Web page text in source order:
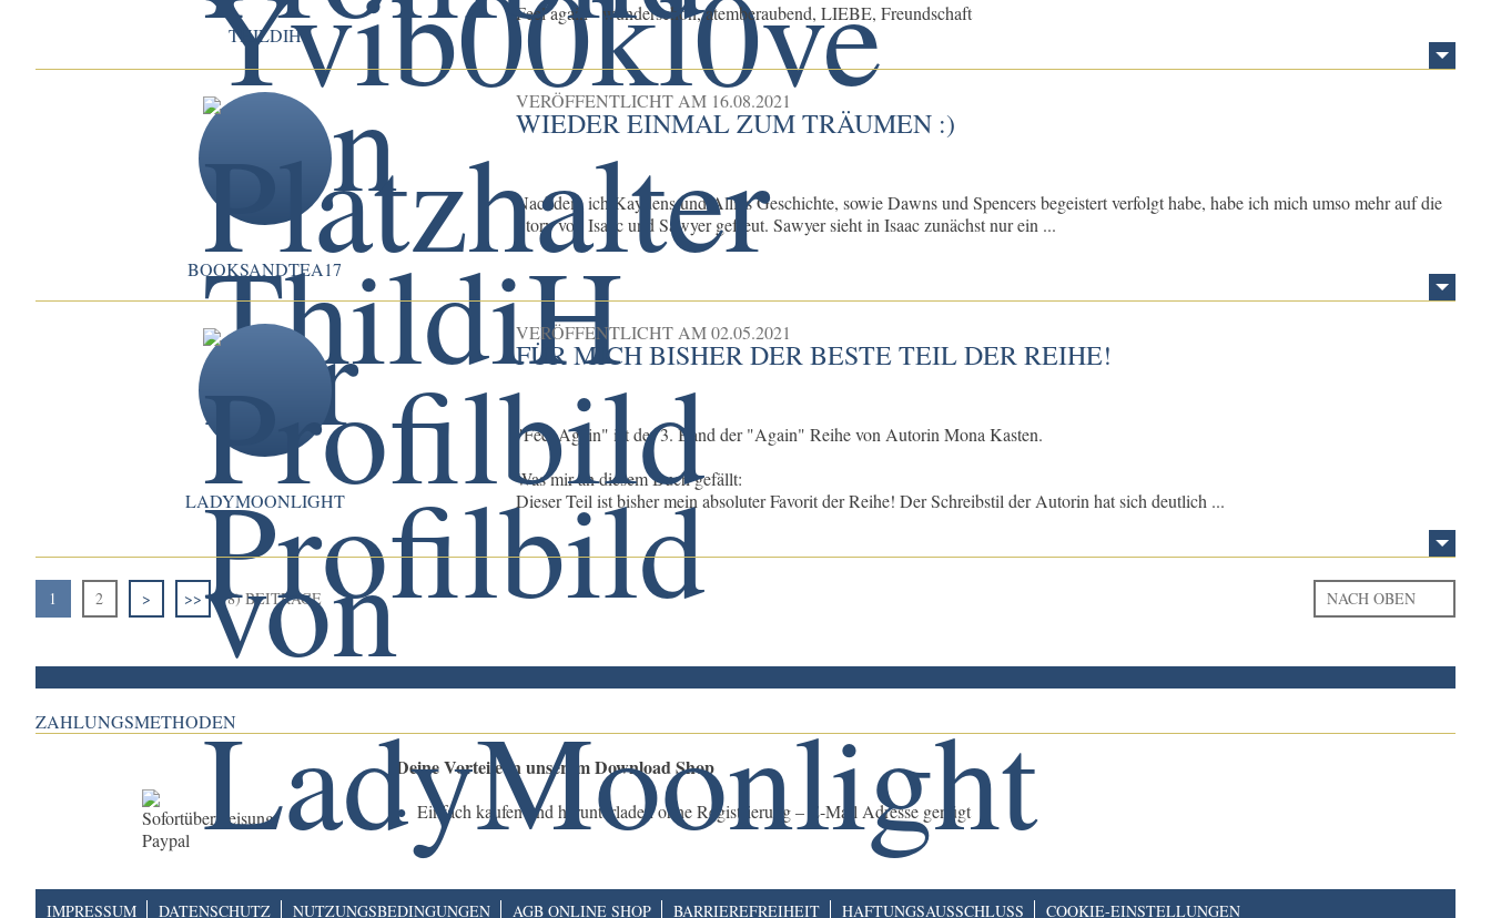
THILDIH
Feel again - wunderschön, atemberaubend, LIEBE, Freundschaft
BOOKSANDTEA17
VERÖFFENTLICHT AM 16.08.2021
WIEDER EINMAL ZUM TRÄUMEN :)
Nachdem ich Kaydens und Allies Geschichte, sowie Dawns und Spencers begeistert verfolgt habe, habe ich mich umso mehr auf die
Story von Isaac und Sawyer gefreut. Sawyer sieht in Isaac zunächst nur ein ...
LADYMOONLIGHT
VERÖFFENTLICHT AM02.05.2021
FÜR MICH BISHER DER BESTE TEIL DER REIHE!
"Feel Again" ist der 3. Band der "Again" Reihe von Autorin Mona Kasten.
Was mir an diesem Buch gefällt:
Dieser Teil ist bisher mein absoluter Favorit der Reihe! Der Schreibstil der Autorin hat sich deutlich ...
1 2 > >> (8) BEITRÄGE NACH OBEN
ZAHLUNGSMETHODEN
Deine Vorteile in unserem Download Shop
Einfach kaufen und herunterladen ohne Registrierung – E-Mail Adresse genügt
IMPRESSUM DATENSCHUTZ NUTZUNGSBEDINGUNGEN AGB ONLINE SHOP BARRIEREFREIHEIT HAFTUNGSAUSSCHLUSS COOKIE-EINSTELLUNGEN